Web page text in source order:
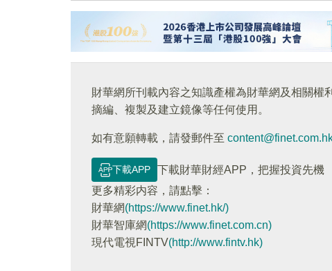
財華網所刊載內容之知識產權為財華網及相關權
摘編、複製及建立鏡像等任何使用。
如有意願轉載，請發郵件至
下載APP
下載財華財經APP，把握投資先機
更多精彩内容，請點擊：
財華網(https://www.finet.hk/)
財華智庫網(https://www.finet.com.cn)
現代電視FINTV(http://www.fintv.hk)